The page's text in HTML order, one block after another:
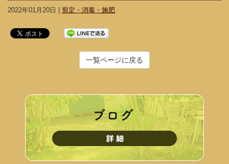
2022年01月20日 | 剪定・消毒・施肥
一覧ページに戻る